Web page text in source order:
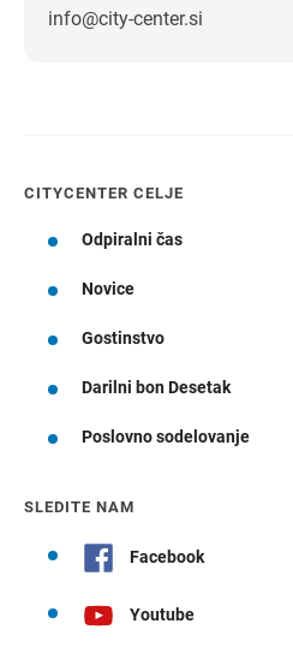
info@city-center.si
CITYCENTER CELJE
Odpiralni čas
Novice
Gostinstvo
Darilni bon Desetak
Poslovno sodelovanje
SLEDITE NAM
Facebook
Youtube